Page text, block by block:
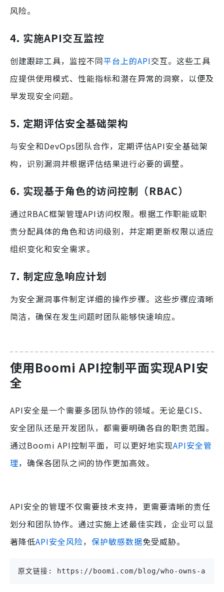
风险。
4. 实施API交互监控
创建跟踪工具，监控不同平台上的API交互。这些工具
应提供使用模式、性能指标和潜在异常的洞察，以便及
早发现安全问题。
5. 定期评估安全基础架构
与安全和DevOps团队合作，定期评估API安全基础架
构，识别漏洞并根据评估结果进行必要的调整。
6. 实现基于角色的访问控制（RBAC）
通过RBAC框架管理API访问权限。根据工作职能或职
责分配具体的角色和访问级别，并定期更新权限以适应
组织变化和安全需求。
7. 制定应急响应计划
为安全漏洞事件制定详细的操作步骤。这些步骤应清晰
简洁，确保在发生问题时团队能够快速响应。
使用Boomi API控制平面实现API安
全
API安全是一个需要多团队协作的领域。无论是CIS、
安全团队还是开发团队，都需要明确各自的职责范围。
通过Boomi API控制平面，可以更好地实现API安全管
理，确保各团队之间的协作更加高效。
API安全的管理不仅需要技术支持，更需要清晰的责任
划分和团队协作。通过实施上述最佳实践，企业可以显
著降低API安全风险， 保护敏感数据免受威胁。
原文链接: https://boomi.com/blog/who-owns-